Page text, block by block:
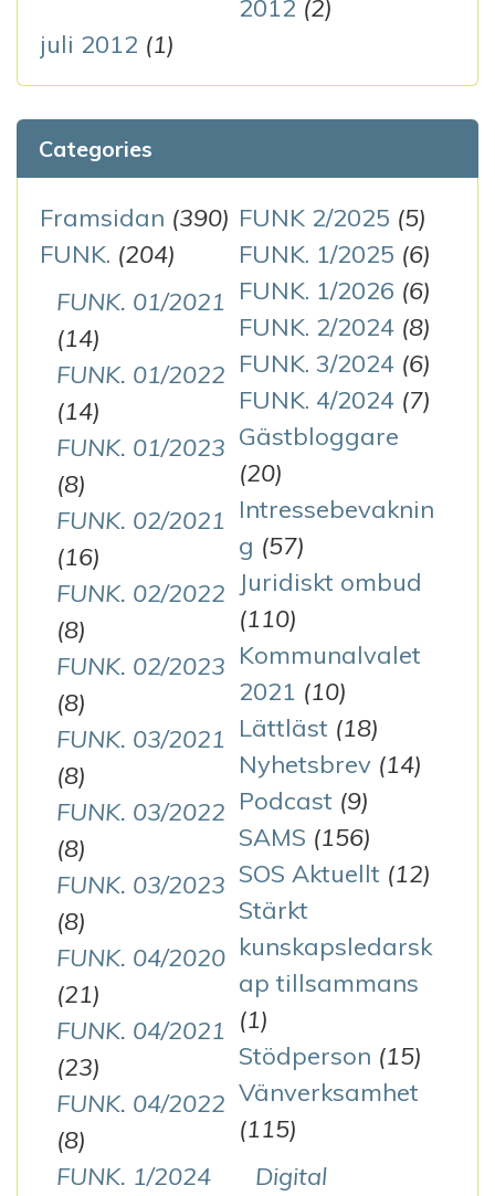
2012 (2)
juli 2012 (1)
Categories
Framsidan (390) FUNK 2/2025 (5)
FUNK. (204)
FUNK. 01/2021
(14)
FUNK. 01/2022
(14)
FUNK. 01/2023
(8)
FUNK. 02/2021
(16)
FUNK. 02/2022
(8)
FUNK. 02/2023
(8)
FUNK. 03/2021
(8)
FUNK. 03/2022
(8)
FUNK. 03/2023
(8)
FUNK. 04/2020
(21)
FUNK. 04/2021
(23)
FUNK. 04/2022
(8)
FUNK. 1/2024
FUNK. 1/2025 (6)
FUNK. 1/2026 (6)
FUNK. 2/2024 (8)
FUNK. 3/2024 (6)
FUNK. 4/2024 (7)
Gästbloggare
(20)
Intressebevaknin
g (57)
Juridiskt ombud
(110)
Kommunalvalet
2021 (10)
Lättläst (18)
Nyhetsbrev (14)
Podcast (9)
SAMS (156)
SOS Aktuellt (12)
Stärkt
kunskapsledarsk
ap tillsammans
(1)
Stödperson (15)
Vänverksamhet
(115)
Digital